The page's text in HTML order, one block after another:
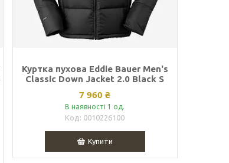
Куртка пухова Eddie Bauer Men's
Classic Down Jacket 2.0 Black S
7 960 ₴
В наявності 1 од.
0010226100
Купити